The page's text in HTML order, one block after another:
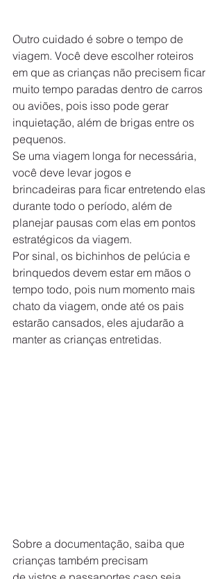
Outro cuidado é sobre o tempo de
viagem. Você deve escolher roteiros
em que as crianças não precisem ficar
muito tempo paradas dentro de carros
ou aviões, pois isso pode gerar
inquietação, além de brigas entre os
pequenos.
Se uma viagem longa for necessária,
você deve levar jogos e
brincadeiras para ficar entretendo elas
durante todo o período, além de
planejar pausas com elas em pontos
estratégicos da viagem.
Por sinal, os bichinhos de pelúcia e
brinquedos devem estar em mãos o
tempo todo, pois num momento mais
chato da viagem, onde até os pais
estarão cansados, eles ajudarão a
manter as crianças entretidas.
Sobre a documentação, saiba que
crianças também precisam